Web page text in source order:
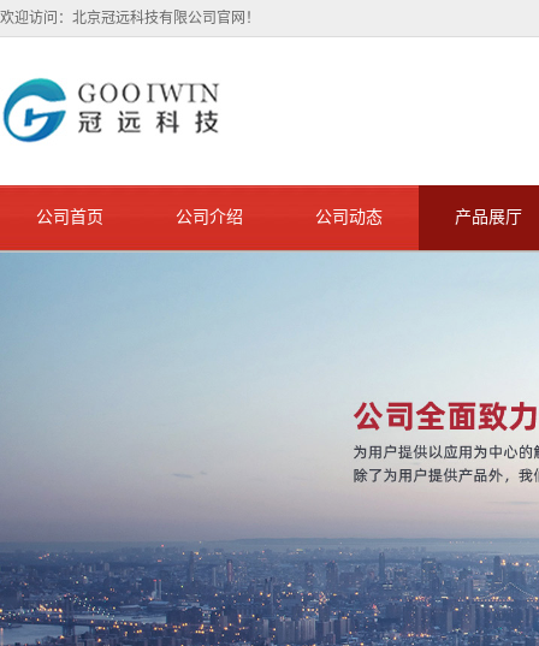
欢迎访问：北京冠远科技有限公司官网！
公司首页 公司介绍 公司动态 产品展厅